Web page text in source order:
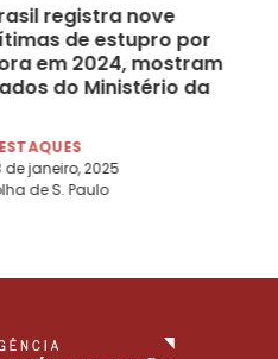
registra nove
de estupro por
em 2024, mostram
do Ministério da
de janeiro, 2025
de S. Paulo